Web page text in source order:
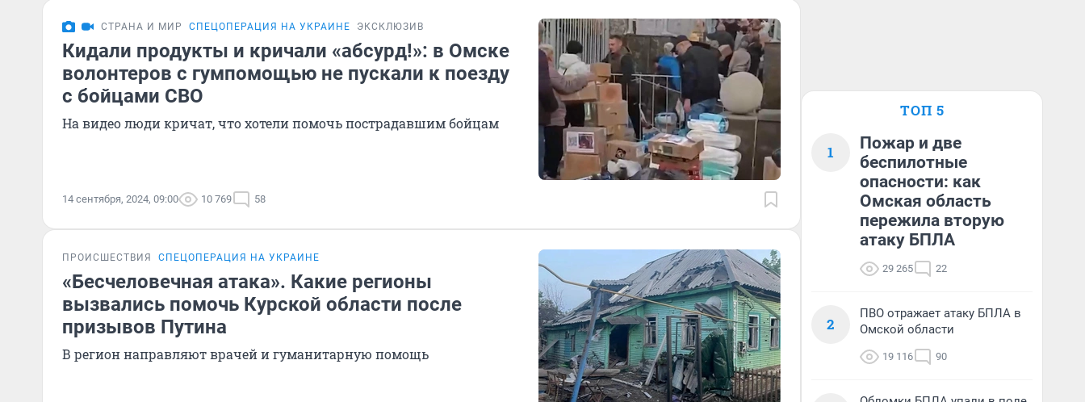
СТРАНА И МИР СПЕЦОПЕРАЦИЯ НА УКРАИНЕ ЭКСКЛЮЗИВ
Кидали продукты и кричали «абсурд!»: в Омске
волонтеров с гумпомощью не пускали к поезду
с бойцами СВО
На видео люди кричат, что хотели помочь пострадавшим бойцам
14 сентября, 2024, 09:00 10 769 58
ПРОИСШЕСТВИЯ СПЕЦОПЕРАЦИЯ НА УКРАИНЕ
«Бесчеловечная атака». Какие регионы
вызвались помочь Курской области после
призывов Путина
В регион направляют врачей и гуманитарную помощь
ТОП 5
1
Пожар и две
беспилотные
опасности: как
Омская область
пережила вторую
атаку БПЛА
29 265 22
2
ПВО отражает атаку БПЛА в
Омской области
19 116 90